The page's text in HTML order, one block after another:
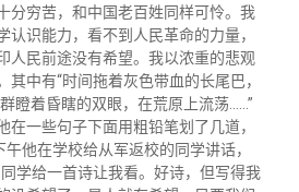
分穷苦，和中国老百姓同样可怜。我
认识能力，看不到人民革命的力量，
人民前途没有希望。我以浓重的悲观
中有“时间拖着灰色带血的长尾巴，
瞪着昏瞎的双眼，在荒原上流荡……”
在一些句子下面用粗铅笔划了几道，
午他在学校给从军返校的同学讲话，
学给一首诗让我看。好诗，但写得我